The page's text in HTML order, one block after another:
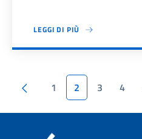
LEGGI DI PIÙ
Paginazione
Pagina precedente
1 2 3 4